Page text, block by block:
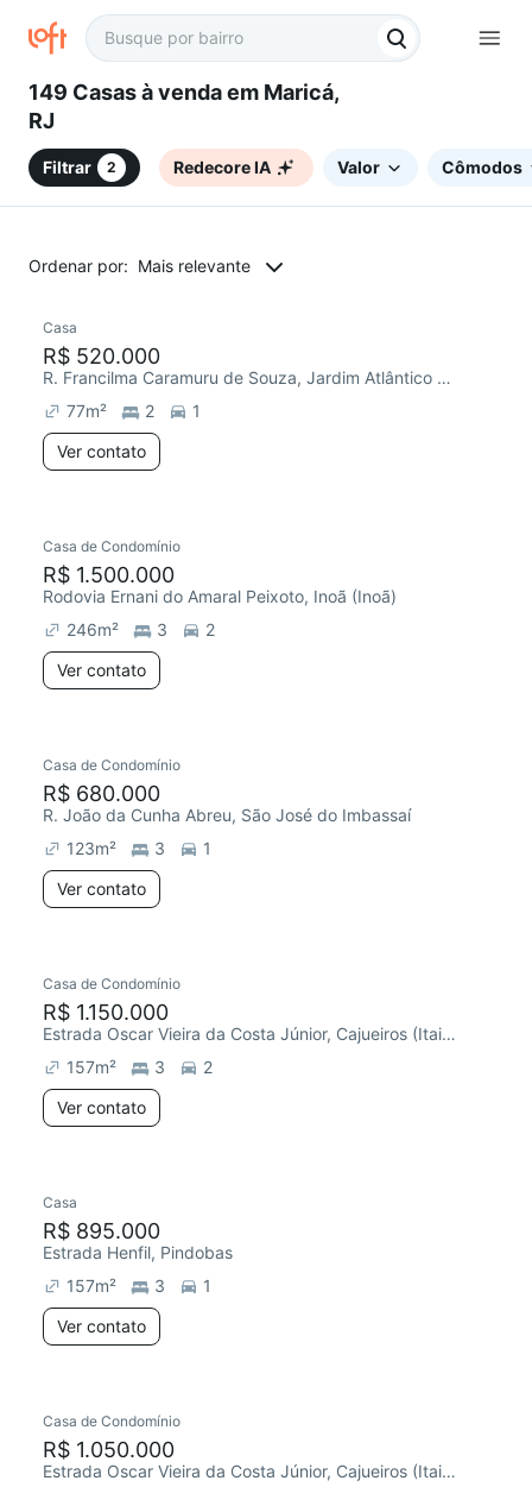
149 Casas à venda em Maricá,
RJ
Filtrar 2 Redecore IA Valor Cômodos
Ordenar por: Mais relevante
Casa
R$ 520.000
R. Francilma Caramuru de Souza, Jardim Atlântico Central (Itaipuaçu)
77m² 2
1
Ver contato
Casa de Condomínio
R$ 1.500.000
Rodovia Ernani do Amaral Peixoto, Inoã (Inoã)
246m² 3
2
Ver contato
Casa de Condomínio
R$ 680.000
R. João da Cunha Abreu, São José do Imbassaí
123m² 3
1
Ver contato
Casa de Condomínio
R$ 1.150.000
Estrada Oscar Vieira da Costa Júnior, Cajueiros (Itaipuaçu)
157m² 3
2
Ver contato
Casa
R$ 895.000
Estrada Henfil, Pindobas
157m² 3
1
Ver contato
Casa de Condomínio
R$ 1.050.000
Estrada Oscar Vieira da Costa Júnior, Cajueiros (Itaipuaçu)